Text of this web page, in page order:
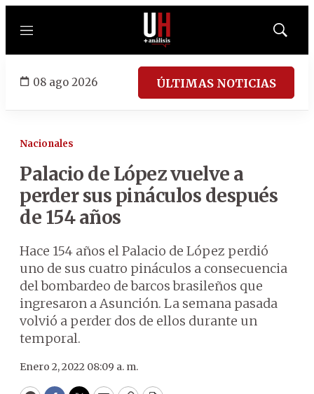
Menú
Mostrar
08 ago 2026 ÚLTIMAS NOTICIAS
Nacionales
Palacio de López vuelve a
perder sus pináculos después
de 154 años
Hace 154 años el Palacio de López perdió
uno de sus cuatro pináculos a consecuencia
del bombardeo de barcos brasileños que
ingresaron a Asunción. La semana pasada
volvió a perder dos de ellos durante un
temporal.
Enero 2, 2022 08:09 a. m.